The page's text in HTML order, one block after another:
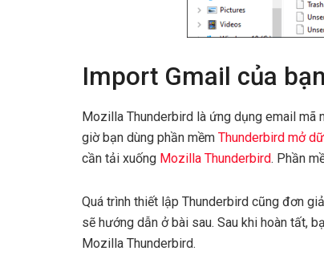
Import Gmail của
Mozilla Thunderbird là ứng dụng email mã
giờ bạn dùng phần mềm Thunderbird mở
cần tải xuống Mozilla Thunderbird. Phần
Quá trình thiết lập Thunderbird cũng đơn
sẽ hướng dẫn ở bài sau. Sau khi hoàn tất,
Mozilla Thunderbird.